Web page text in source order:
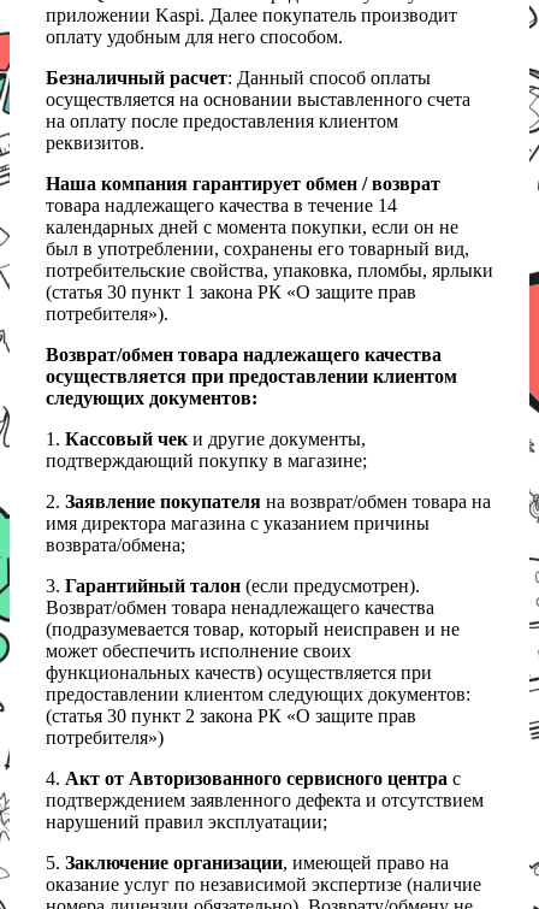
приложении Kaspi. Далее покупатель производит
оплату удобным для него способом.
Безналичный расчет: Данный способ оплаты
осуществляется на основании выставленного счета
на оплату после предоставления клиентом
реквизитов.
Наша компания гарантирует обмен / возврат
товара надлежащего качества в течение 14
календарных дней с момента покупки, если он не
был в употреблении, сохранены его товарный вид,
потребительские свойства, упаковка, пломбы, ярлыки
(статья 30 пункт 1 закона РК «О защите прав
потребителя»).
Возврат/обмен товара надлежащего качества
осуществляется при предоставлении клиентом
следующих документов:
1. Кассовый чек и другие документы,
подтверждающий покупку в магазине;
2. Заявление покупателя на возврат/обмен товара на
имя директора магазина с указанием причины
возврата/обмена;
3. Гарантийный талон (если предусмотрен).
Возврат/обмен товара ненадлежащего качества
(подразумевается товар, который неисправен и не
может обеспечить исполнение своих
функциональных качеств) осуществляется при
предоставлении клиентом следующих документов:
(статья 30 пункт 2 закона РК «О защите прав
потребителя»)
4. Акт от Авторизованного сервисного центра с
подтверждением заявленного дефекта и отсутствием
нарушений правил эксплуатации;
5. Заключение организации, имеющей право на
оказание услуг по независимой экспертизе (наличие